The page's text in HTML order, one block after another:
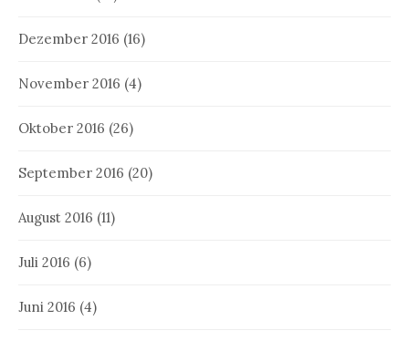
Dezember 2016 (16)
November 2016 (4)
Oktober 2016 (26)
September 2016 (20)
August 2016 (11)
Juli 2016 (6)
Juni 2016 (4)